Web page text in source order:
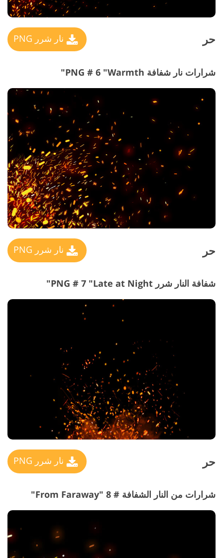
حر نار شرر PNG
شرارات نار شفافة PNG # 6 "Warmth"
حر نار شرر PNG
شفافة النار شرر PNG # 7 "Late at Night"
حر نار شرر PNG
شرارات من النار الشفافة # 8 "From Faraway"